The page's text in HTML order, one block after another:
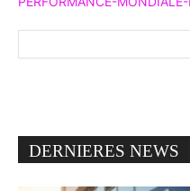
DERNIERES NEWS